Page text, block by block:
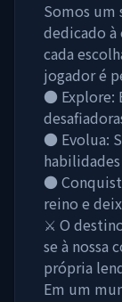
Somos um
dedicado à
cada
jogador é
● Explore:
● Evolua:
●
reino e
⚔️ O
se à nossa
própria
Em um